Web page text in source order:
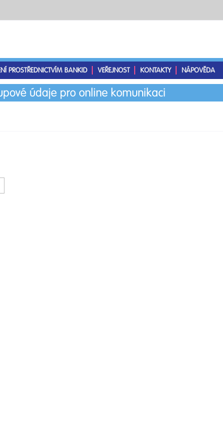
PROSTŘEDNICTVÍM BANKID VEŘEJNOST KONTAKTY NÁPOVĚDA
údaje pro online komunikaci